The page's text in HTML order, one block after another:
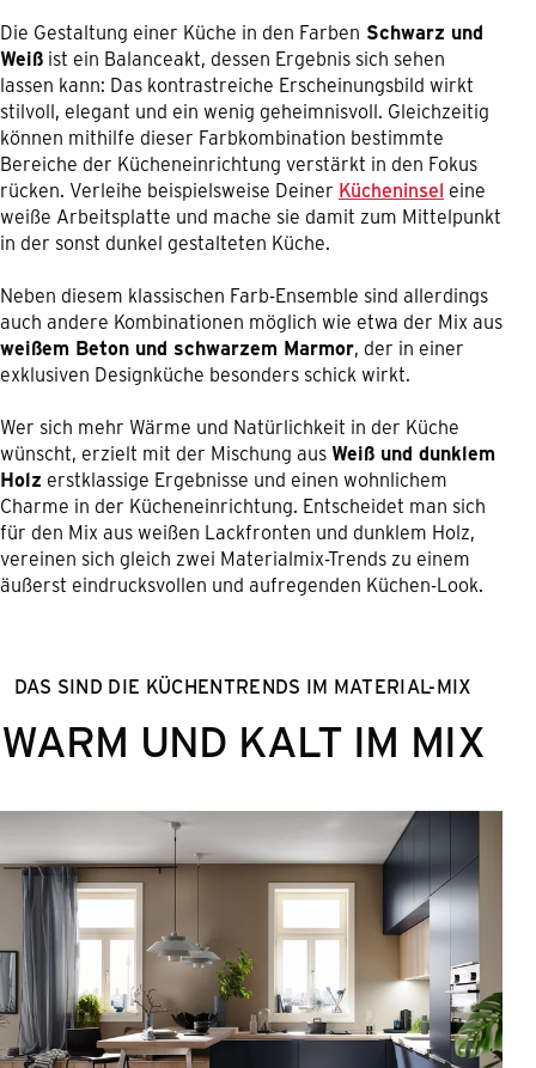
Die Gestaltung einer Küche in den Farben Schwarz und
Weiß ist ein Balanceakt, dessen Ergebnis sich sehen
lassen kann: Das kontrastreiche Erscheinungsbild wirkt
stilvoll, elegant und ein wenig geheimnisvoll. Gleichzeitig
können mithilfe dieser Farbkombination bestimmte
Bereiche der Kücheneinrichtung verstärkt in den Fokus
rücken. Verleihe beispielsweise Deiner Kücheninsel eine
weiße Arbeitsplatte und mache sie damit zum Mittelpunkt
in der sonst dunkel gestalteten Küche.
Neben diesem klassischen Farb-Ensemble sind allerdings
auch andere Kombinationen möglich wie etwa der Mix aus
weißem Beton und schwarzem Marmor, der in einer
exklusiven Designküche besonders schick wirkt.
Wer sich mehr Wärme und Natürlichkeit in der Küche
wünscht, erzielt mit der Mischung ausWeiß und dunklem
Holz erstklassige Ergebnisse und einen wohnlichem
Charme in der Kücheneinrichtung. Entscheidet man sich
für den Mix aus weißen Lackfronten und dunklem Holz,
vereinen sich gleich zwei Materialmix-Trends zu einem
äußerst eindrucksvollen und aufregenden Küchen-Look.
DAS SIND DIE KÜCHENTRENDS IM MATERIAL-MIX
WARM UND KALT IM MIX